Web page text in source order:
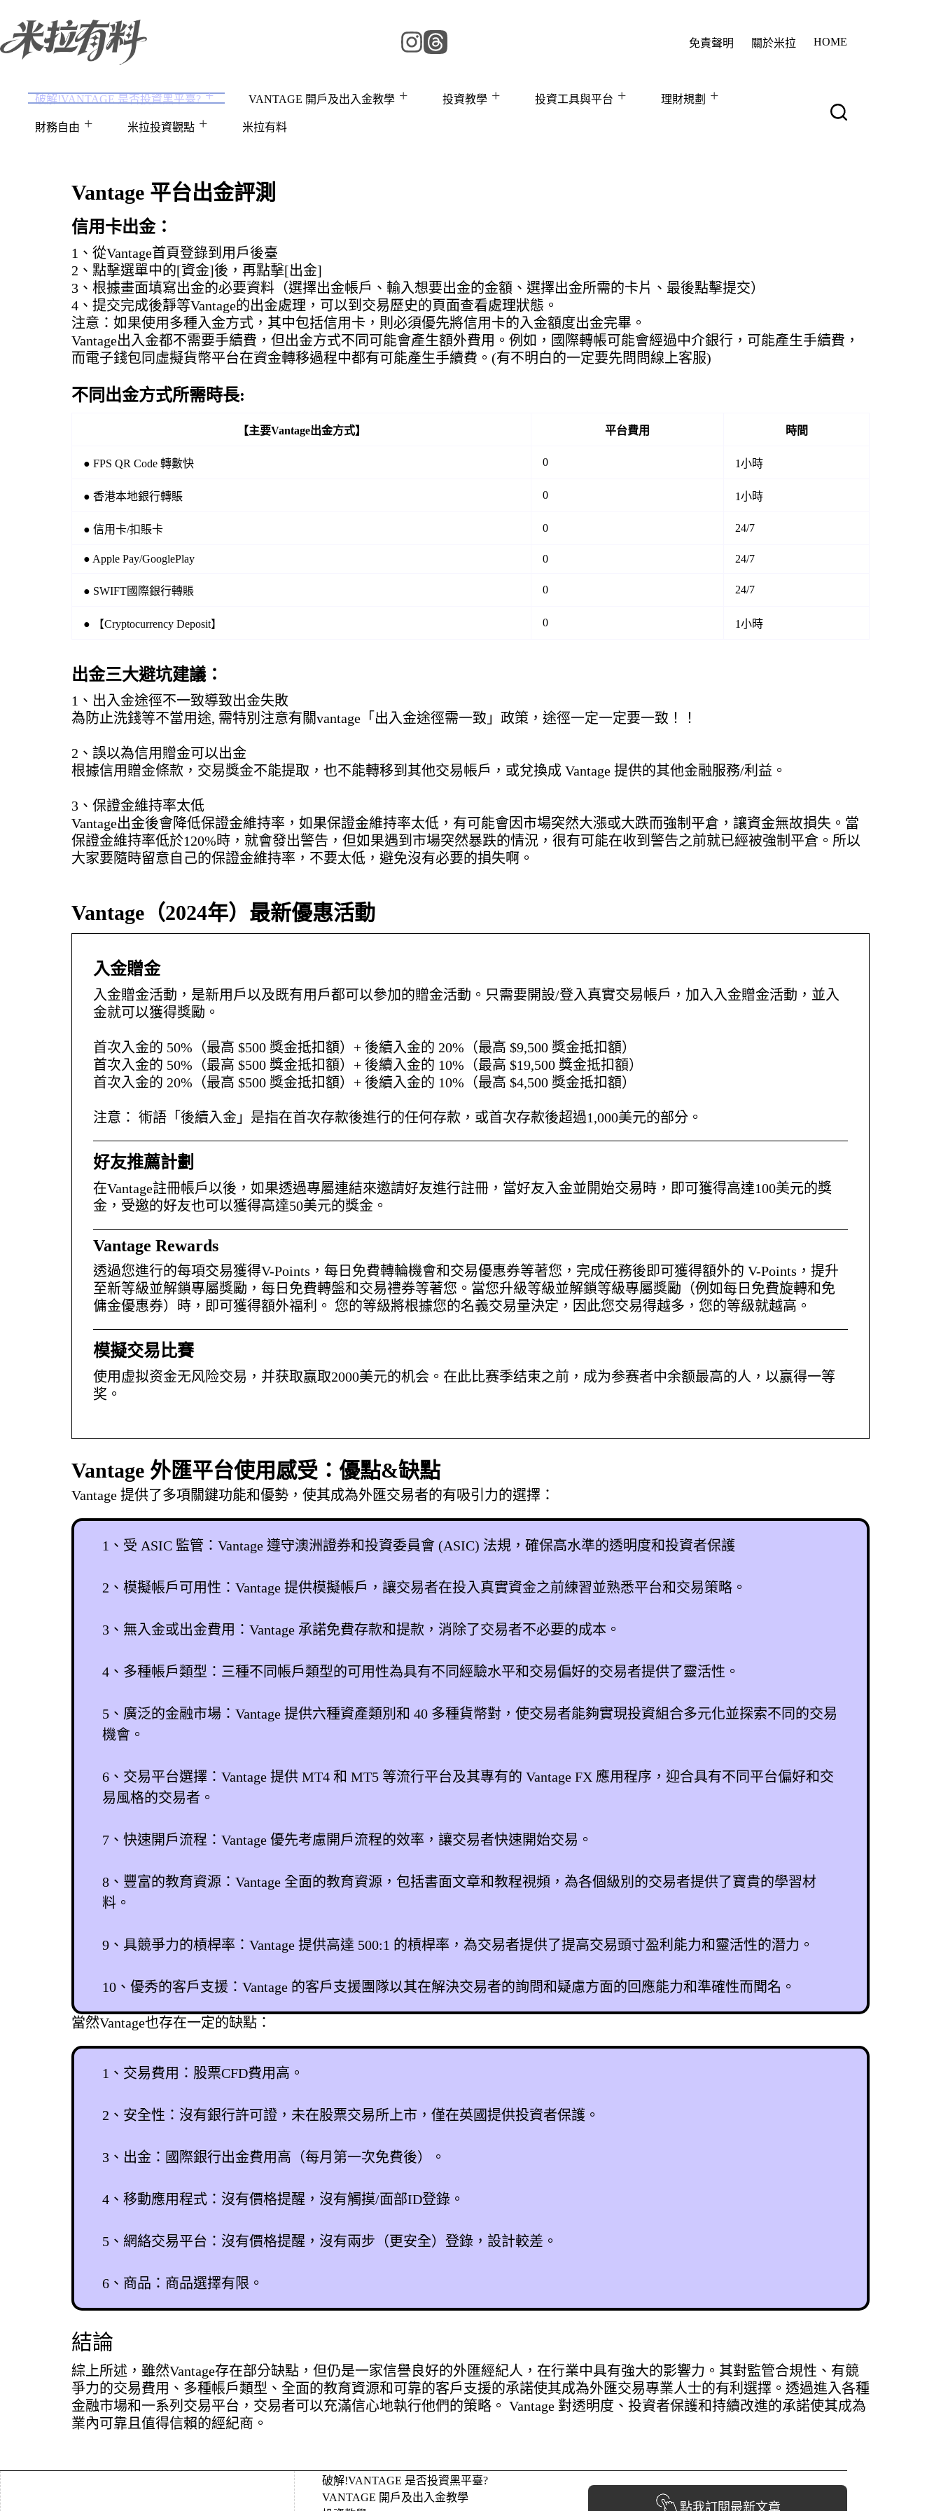
主
免責聲明 關於米拉 HOME
破解!VANTAGE 是否投資黑平臺? VANTAGE 開戶及出入金教學 投資教學 投資工具與平台 理財規劃
財務自由 米拉投資觀點 米拉有料
Vantage 平台出金評測
信用卡出金：
1、從Vantage首頁登錄到用戶後臺
2、點擊選單中的[資金]後，再點擊[出金]
3、根據畫面填寫出金的必要資料（選擇出金帳戶、輸入想要出金的金額、選擇出金所需的卡片、最後點擊提交）
4、提交完成後靜等Vantage的出金處理，可以到交易歷史的頁面查看處理狀態。
注意：如果使用多種入金方式，其中包括信用卡，則必須優先將信用卡的入金額度出金完畢。
Vantage出入金都不需要手續費，但出金方式不同可能會產生額外費用。例如，國際轉帳可能會經過中介銀行，可能產生手續費，
而電子錢包同虛擬貨幣平台在資金轉移過程中都有可能產生手續費。(有不明白的一定要先問問線上客服)
不同出金方式所需時長:
【主要Vantage出金方式】 平台費用 時間
● FPS QR Code 轉數快 0 1小時
● 香港本地銀行轉賬 0 1小時
● 信用卡/扣賬卡 0 24/7
● Apple Pay/GooglePlay 0 24/7
● SWIFT國際銀行轉賬 0 24/7
● 【Cryptocurrency Deposit】 0 1小時
出金三大避坑建議：
1、出入金途徑不一致導致出金失敗
為防止洗錢等不當用途, 需特別注意有關vantage「出入金途徑需一致」政策，途徑一定一定要一致！！
2、誤以為信用贈金可以出金
根據信用贈金條款，交易獎金不能提取，也不能轉移到其他交易帳戶，或兌換成 Vantage 提供的其他金融服務/利益。
3、保證金維持率太低
Vantage出金後會降低保證金維持率，如果保證金維持率太低，有可能會因市場突然大漲或大跌而強制平倉，讓資金無故損失。當
保證金維持率低於120%時，就會發出警告，但如果遇到市場突然暴跌的情況，很有可能在收到警告之前就已經被強制平倉。所以
大家要隨時留意自己的保證金維持率，不要太低，避免沒有必要的損失啊。
Vantage（2024年）最新優惠活動
入金贈金
入金贈金活動，是新用戶以及既有用戶都可以參加的贈金活動。只需要開設/登入真實交易帳戶，加入入金贈金活動，並入
金就可以獲得獎勵。
首次入金的 50%（最高 $500 獎金抵扣額）+ 後續入金的 20%（最高 $9,500 獎金抵扣額）
首次入金的 50%（最高 $500 獎金抵扣額）+ 後續入金的 10%（最高 $19,500 獎金抵扣額）
首次入金的 20%（最高 $500 獎金抵扣額）+ 後續入金的 10%（最高 $4,500 獎金抵扣額）
注意： 術語「後續入金」是指在首次存款後進行的任何存款，或首次存款後超過1,000美元的部分。
好友推薦計劃
在Vantage註冊帳戶以後，如果透過專屬連結來邀請好友進行註冊，當好友入金並開始交易時，即可獲得高達100美元的獎
金，受邀的好友也可以獲得高達50美元的獎金。
Vantage Rewards
透過您進行的每項交易獲得V-Points，每日免費轉輪機會和交易優惠券等著您，完成任務後即可獲得額外的 V-Points，提升
至新等級並解鎖專屬獎勵，每日免費轉盤和交易禮券等著您。當您升級等級並解鎖等級專屬獎勵（例如每日免費旋轉和免
傭金優惠券）時，即可獲得額外福利。 您的等級將根據您的名義交易量決定，因此您交易得越多，您的等級就越高。
模擬交易比賽
使用虚拟资金无风险交易，并获取赢取2000美元的机会。在此比赛季结束之前，成为参赛者中余额最高的人，以赢得一等
奖。
Vantage 外匯平台使用感受：優點&缺點
Vantage 提供了多項關鍵功能和優勢，使其成為外匯交易者的有吸引力的選擇：
1、受 ASIC 監管：Vantage 遵守澳洲證券和投資委員會 (ASIC) 法規，確保高水準的透明度和投資者保護
2、模擬帳戶可用性：Vantage 提供模擬帳戶，讓交易者在投入真實資金之前練習並熟悉平台和交易策略。
3、無入金或出金費用：Vantage 承諾免費存款和提款，消除了交易者不必要的成本。
4、多種帳戶類型：三種不同帳戶類型的可用性為具有不同經驗水平和交易偏好的交易者提供了靈活性。
5、廣泛的金融市場：Vantage 提供六種資產類別和 40 多種貨幣對，使交易者能夠實現投資組合多元化並探索不同的交易
機會。
6、交易平台選擇：Vantage 提供 MT4 和 MT5 等流行平台及其專有的 Vantage FX 應用程序，迎合具有不同平台偏好和交
易風格的交易者。
7、快速開戶流程：Vantage 優先考慮開戶流程的效率，讓交易者快速開始交易。
8、豐富的教育資源：Vantage 全面的教育資源，包括書面文章和教程視頻，為各個級別的交易者提供了寶貴的學習材
料。
9、具競爭力的槓桿率：Vantage 提供高達 500:1 的槓桿率，為交易者提供了提高交易頭寸盈利能力和靈活性的潛力。
10、優秀的客戶支援：Vantage 的客戶支援團隊以其在解決交易者的詢問和疑慮方面的回應能力和準確性而聞名。
當然Vantage也存在一定的缺點：
1、交易費用：股票CFD費用高。
2、安全性：沒有銀行許可證，未在股票交易所上市，僅在英國提供投資者保護。
3、出金：國際銀行出金費用高（每月第一次免費後）。
4、移動應用程式：沒有價格提醒，沒有觸摸/面部ID登錄。
5、網絡交易平台：沒有價格提醒，沒有兩步（更安全）登錄，設計較差。
6、商品：商品選擇有限。
結論
綜上所述，雖然Vantage存在部分缺點，但仍是一家信譽良好的外匯經紀人，在行業中具有強大的影響力。其對監管合規性、有競
爭力的交易費用、多種帳戶類型、全面的教育資源和可靠的客戶支援的承諾使其成為外匯交易專業人士的有利選擇。透過進入各種
金融市場和一系列交易平台，交易者可以充滿信心地執行他們的策略。 Vantage 對透明度、投資者保護和持續改進的承諾使其成為
業內可靠且值得信賴的經紀商。
破解!VANTAGE 是否投資黑平臺?
VANTAGE 開戶及出入金教學
點我訂閱最新文章